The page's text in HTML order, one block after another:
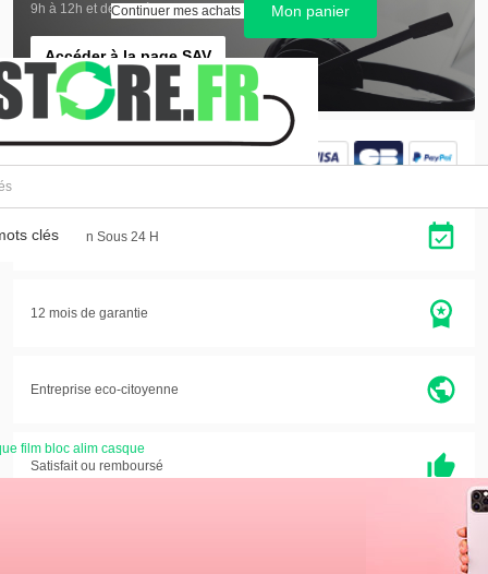
Continuer mes achats Mon panier
clés
film bloc alim casque
9h à 12h et de 14h à 17h
Accéder à la page SAV
Paiement sécurisé
Paiement par Paypal en 4x
Expédition Sous 24 H
12 mois de garantie
Entreprise eco-citoyenne
Satisfait ou remboursé